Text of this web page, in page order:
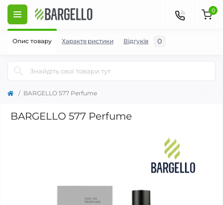
0
BARGELLO 577 Perfume
BARGELLO 577 Perfume
Опис товару Характеристики Відгуків 0